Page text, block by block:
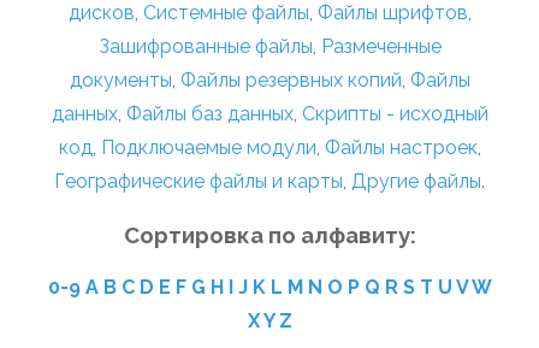
дисков, Системные файлы, Файлы шрифтов,
Зашифрованные файлы, Размеченные
документы, Файлы резервных копий, Файлы
данных, Файлы баз данных, Скрипты - исходный
код, Подключаемые модули, Файлы настроек,
Географические файлы и карты, Другие файлы.
Сортировка по алфавиту:
0-9 A B C D E F G H I J K L M N O P Q R S T U VW
XY Z